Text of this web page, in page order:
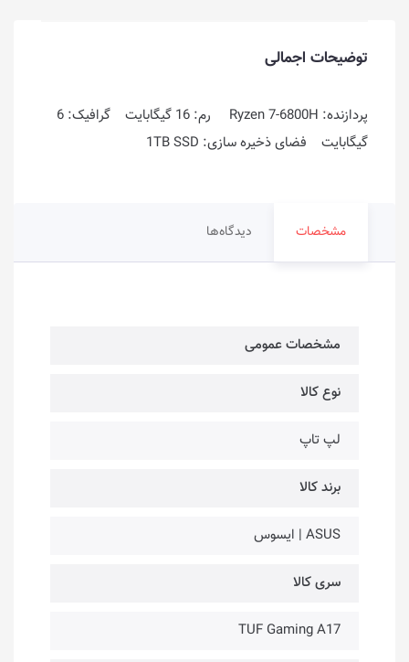
توضیحات اجمالی
پردازنده: Ryzen 7-6800H رم: 16 گیگابایت گرافیک: 6
گیگابایت فضای ذخیره سازی: 1TB SSD
مشخصات دیدگاه‌ها
مشخصات عمومی
نوع کالا
لپ تاپ
برند کالا
ASUS | ایسوس
سری کالا
TUF Gaming A17